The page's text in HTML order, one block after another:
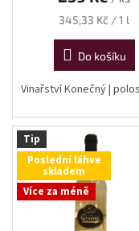
Měrná
345,33 Kč / 1 l
Do košíku
Vinařství Konečný |
Tip
Poslední láhve
skladem
Více za méně